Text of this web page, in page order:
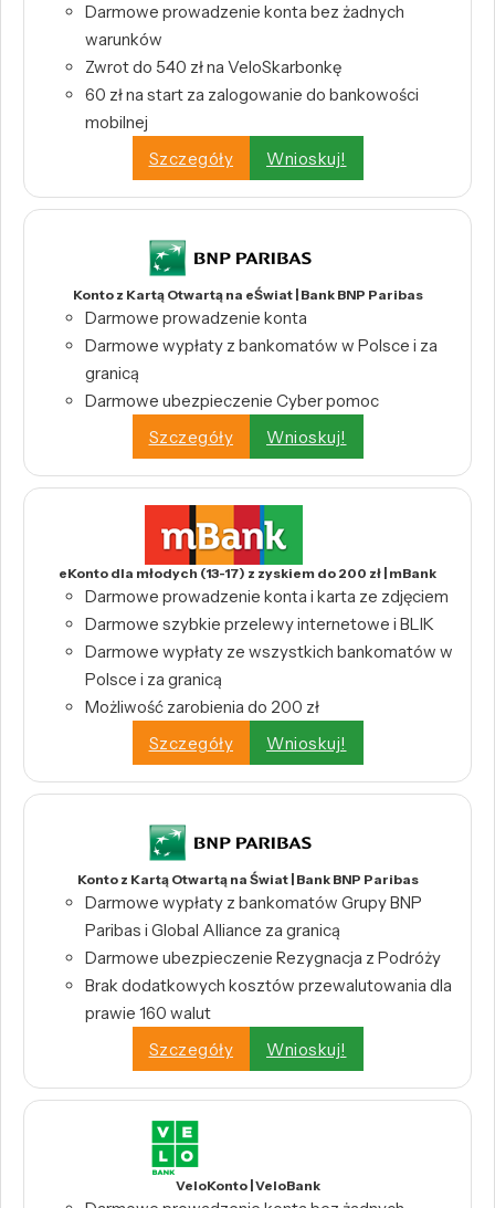
Darmowe prowadzenie konta bez żadnych
warunków
Zwrot do 540 zł na VeloSkarbonkę
60 zł na start za zalogowanie do bankowości
mobilnej
Szczegóły
Wnioskuj!
Konto z Kartą Otwartą na eŚwiat | Bank BNP Paribas
Darmowe prowadzenie konta
Darmowe wypłaty z bankomatów w Polsce i za
granicą
Darmowe ubezpieczenie Cyber pomoc
Szczegóły
Wnioskuj!
eKonto dla młodych (13-17) z zyskiem do 200 zł | mBank
Darmowe prowadzenie konta i karta ze zdjęciem
Darmowe szybkie przelewy internetowe i BLIK
Darmowe wypłaty ze wszystkich bankomatów w
Polsce i za granicą
Możliwość zarobienia do 200 zł
Szczegóły
Wnioskuj!
Konto z Kartą Otwartą na Świat | Bank BNP Paribas
Darmowe wypłaty z bankomatów Grupy BNP
Paribas i Global Alliance za granicą
Darmowe ubezpieczenie Rezygnacja z Podróży
Brak dodatkowych kosztów przewalutowania dla
prawie 160 walut
Szczegóły
Wnioskuj!
VeloKonto | VeloBank